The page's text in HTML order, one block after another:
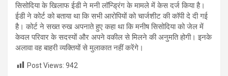
सिसोदिया के खिलाफ ईडी ने मनी लॉन्ड्रिंग के मामले में केस दर्ज किया है।
ईडी ने कोर्ट को बताया था कि सभी आरोपियों को चार्जशीट की कॉपी दे दी गई
है। कोर्ट ने सख्त रुख अपनाते हुए कहा था कि मनीष सिसोदिया को जेल में
केवल परिवार के सदस्यों और अपने वकील से मिलने की अनुमति होगी। इनके
अलावा वह बाहरी व्यक्तियों से मुलाकात नहीं करेंगे।
Post Views: 942